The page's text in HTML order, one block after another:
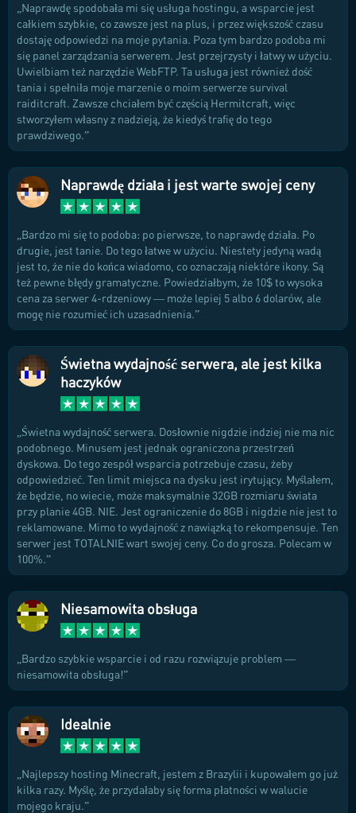
Naprawdę spodobała mi się usługa hostingu, a wsparcie jest
całkiem szybkie, co zawsze jest na plus, i przez większość czasu
dostaję odpowiedzi na moje pytania. Poza tym bardzo podoba mi
się panel zarządzania serwerem. Jest przejrzysty i łatwy w użyciu.
Uwielbiam też narzędzie WebFTP. Ta usługa jest również dość
tania i spełniła moje marzenie o moim serwerze survival
raiditcraft. Zawsze chciałem być częścią Hermitcraft, więc
stworzyłem własny z nadzieją, że kiedyś trafię do tego
prawdziwego.
Naprawdę działa i jest warte swojej ceny
Bardzo mi się to podoba: po pierwsze, to naprawdę działa. Po
drugie, jest tanie. Do tego łatwe w użyciu. Niestety jedyną wadą
jest to, że nie do końca wiadomo, co oznaczają niektóre ikony. Są
też pewne błędy gramatyczne. Powiedziałbym, że 10$ to wysoka
cena za serwer 4-rdzeniowy — może lepiej 5 albo 6 dolarów, ale
mogę nie rozumieć ich uzasadnienia.
Świetna wydajność serwera, ale jest kilka
haczyków
Świetna wydajność serwera. Dosłownie nigdzie indziej nie ma nic
podobnego. Minusem jest jednak ograniczona przestrzeń
dyskowa. Do tego zespół wsparcia potrzebuje czasu, żeby
odpowiedzieć. Ten limit miejsca na dysku jest irytujący. Myślałem,
że będzie, no wiecie, może maksymalnie 32GB rozmiaru świata
przy planie 4GB. NIE. Jest ograniczenie do 8GB i nigdzie nie jest to
reklamowane. Mimo to wydajność z nawiązką to rekompensuje. Ten
serwer jest TOTALNIE wart swojej ceny. Co do grosza. Polecam w
100%.
Niesamowita obsługa
Bardzo szybkie wsparcie i od razu rozwiązuje problem —
niesamowita obsługa!
Idealnie
Najlepszy hosting Minecraft, jestem z Brazylii i kupowałem go już
kilka razy. Myślę, że przydałaby się forma płatności w walucie
mojego kraju.